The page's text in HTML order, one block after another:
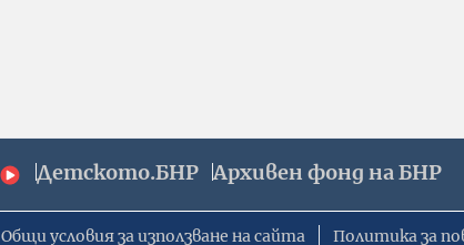
Детското.БНР Архивен фонд на БНР
Общи условия за използване на сайта Политика за